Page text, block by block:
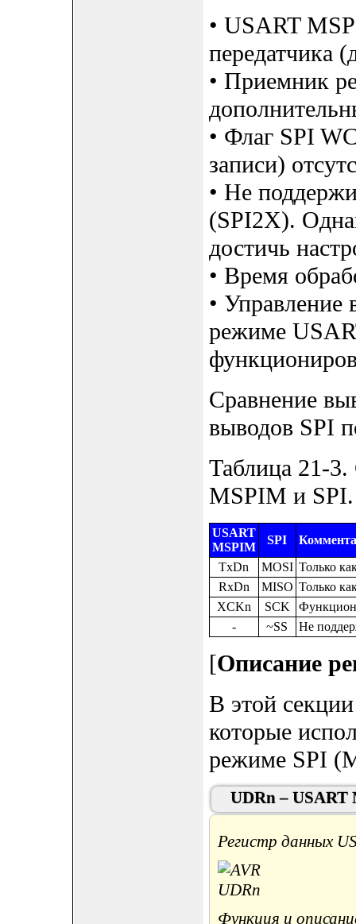
• USART
передатчика
• Приемник
• Флаг SPI
записи)
• Не
(SPI2X).
достичь
• Время
• Управление
режиме
Сравнение
выводов SPI
Таблица 21-
MSPIM и SPI.
USART
MSPIM
SPI
TxDn
MOSI Только
RxDn
MISO Только
XCKn
SCK
-
~SS Не
[Описание
В этой
которые
режиме SPI
UDRn – USART
Регистр данных
Функция и